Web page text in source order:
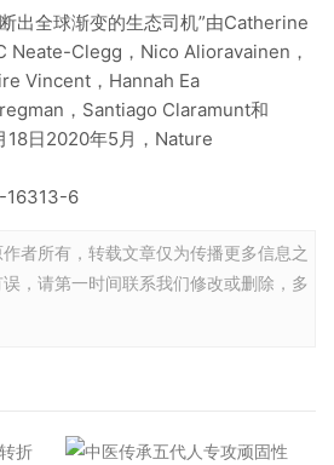
出全球渐变的生态司机”由Catherine
Neate-Clegg，Nico Alioravainen，
Vincent，Hannah Ea
，Santiago Claramunt和
日2020年5月，Nature
16313-6
者所有，转载文章仅为传播更多信息之
，请第一时间联系我们修改或删除，多